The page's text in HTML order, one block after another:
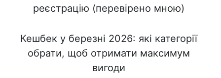
реєстрацію (перевірено мною)
Кешбек у березні 2026: які категорії
обрати, щоб отримати максимум
вигоди